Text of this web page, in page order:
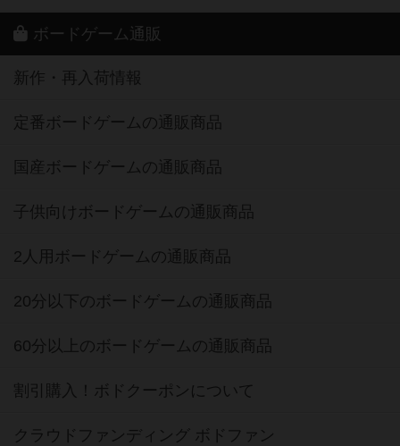
ボードゲーム通販
新作・再入荷情報
定番ボードゲームの通販商品
国産ボードゲームの通販商品
子供向けボードゲームの通販商品
2人用ボードゲームの通販商品
20分以下のボードゲームの通販商品
60分以上のボードゲームの通販商品
割引購入！ボドクーポンについて
クラウドファンディング ボドファン